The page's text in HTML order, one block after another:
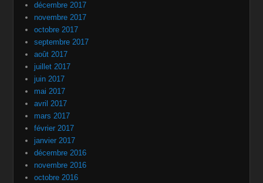
décembre 2017
novembre 2017
octobre 2017
septembre 2017
août 2017
juillet 2017
juin 2017
mai 2017
avril 2017
mars 2017
février 2017
janvier 2017
décembre 2016
novembre 2016
octobre 2016